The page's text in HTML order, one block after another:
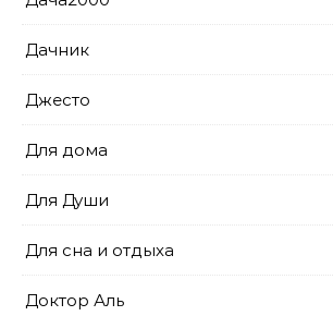
Дачник
Джесто
Для дома
Для Души
Для сна и отдыха
Доктор Аль